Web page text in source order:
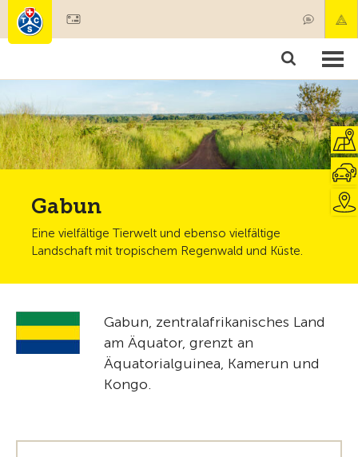
Mitgliedschaft & Leistungen
Test, Sicherheit & Gesundheit
Gabun
Eine vielfältige Tierwelt und ebenso vielfältige
Landschaft mit tropischem Regenwald und Küste.
Gabun, zentralafrikanisches Land
am Äquator, grenzt an
Äquatorialguinea, Kamerun und
Kongo.